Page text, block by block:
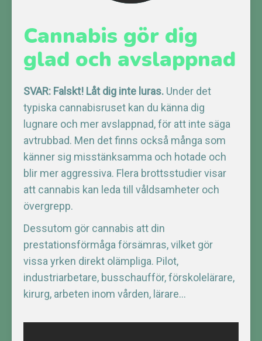
Cannabis gör dig
glad och avslappnad
SVAR: Falskt! Låt dig inte luras. Under det
typiska cannabisruset kan du känna dig
lugnare och mer avslappnad, för att inte säga
avtrubbad. Men det finns också många som
känner sig misstänksamma och hotade och
blir mer aggressiva. Flera brottsstudier visar
att cannabis kan leda till våldsamheter och
övergrepp.
Dessutom gör cannabis att din
prestationsförmåga försämras, vilket gör
vissa yrken direkt olämpliga. Pilot,
industriarbetare, busschaufför, förskolelärare,
kirurg, arbeten inom vården, lärare...